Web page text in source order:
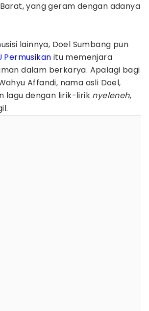
yang geram dengan adanya
lainnya, Doel Sumbang pun
Permusikan itu memenjara
dalam berkarya. Apalagi bagi
Affandi, nama asli Doel,
lagu dengan lirik-lirik nyeleneh,